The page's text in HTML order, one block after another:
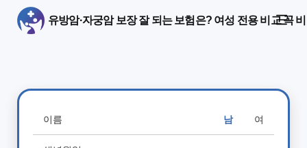
유방암·자궁암 보장 잘 되는 보험은? 여성 전용 비교 꼭
남 여